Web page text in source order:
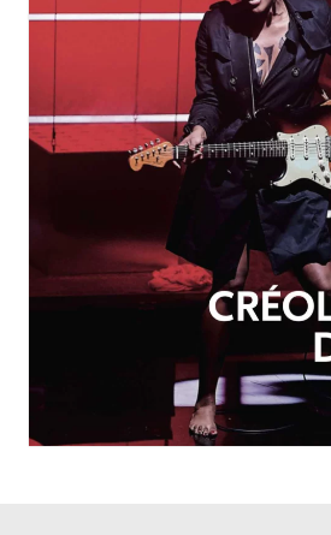
OCTOBRE-DÉCEMBRE 2025
Créolisation des arts